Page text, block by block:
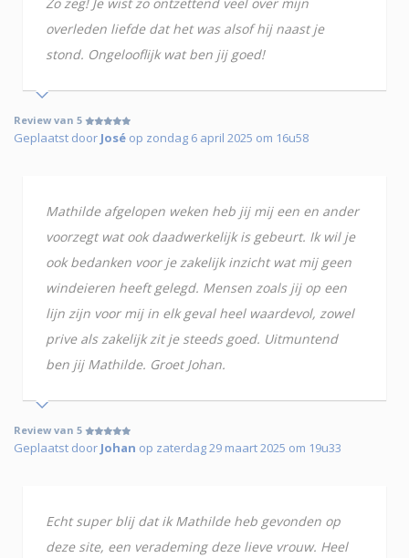
overleden liefde dat het was alsof hij naast je
stond. Ongelooflijk wat ben jij goed!
Review van 5
Geplaatst door José op zondag 6 april 2025 om 16u58
Mathilde afgelopen weken heb jij mij een en ander
voorzegt wat ook daadwerkelijk is gebeurt. Ik wil je
ook bedanken voor je zakelijk inzicht wat mij geen
windeieren heeft gelegd. Mensen zoals jij op een
lijn zijn voor mij in elk geval heel waardevol, zowel
prive als zakelijk zit je steeds goed. Uitmuntend
ben jij Mathilde. Groet Johan.
Review van 5
Geplaatst door Johan op zaterdag 29 maart 2025 om 19u33
Echt super blij dat ik Mathilde heb gevonden op
deze site, een verademing deze lieve vrouw. Heel